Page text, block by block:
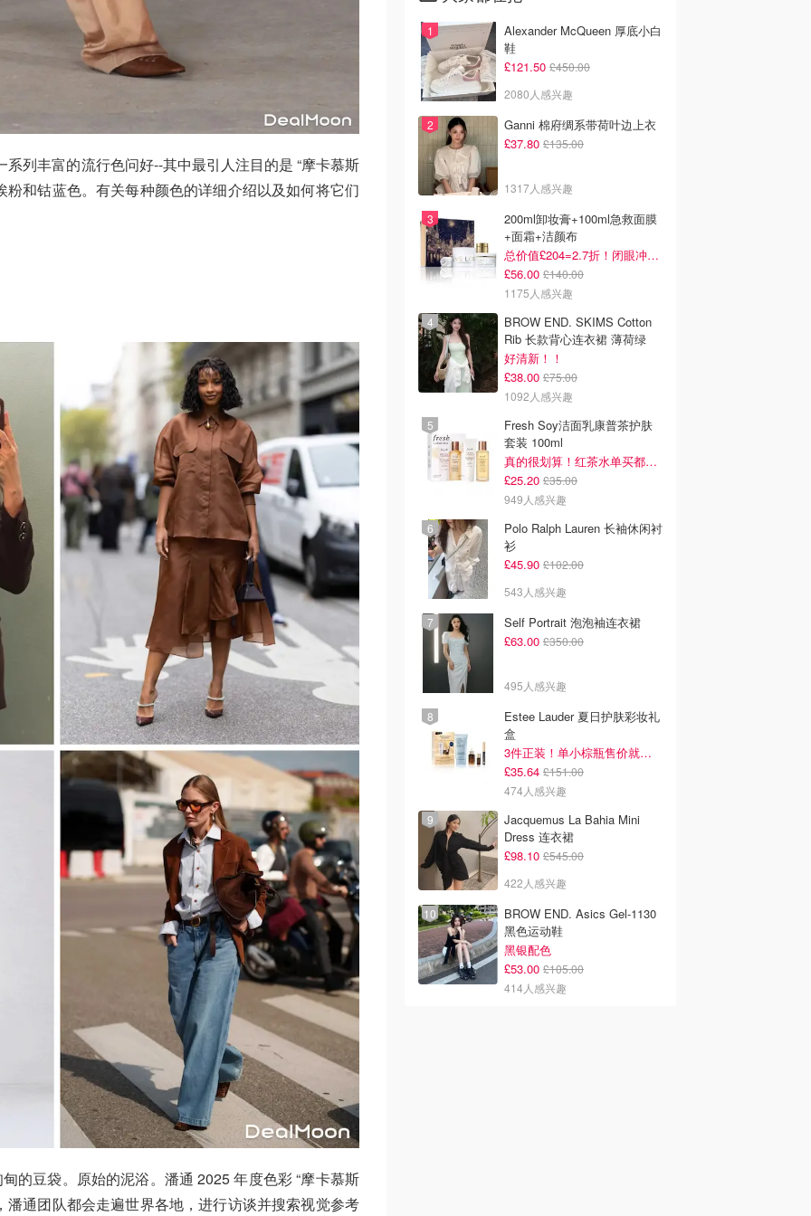
列丰富的流行色问好--其中最引人注目的是 “摩卡慕斯
粉和钴蓝色。有关每种颜色的详细介绍以及如何将它们
的豆袋。原始的泥浴。潘通 2025 年度色彩 “摩卡慕斯
潘通团队都会走遍世界各地，进行访谈并搜索视觉参考
Alexander McQueen 厚底小白
鞋
£121.50 £450.00
2080人感兴趣
Ganni 棉府绸系带荷叶边上衣
£37.80 £135.00
1317人感兴趣
200ml卸妆膏+100ml急救面膜
+面霜+洁颜布
总价值£204=2.7折！闭眼冲这套！
£56.00 £140.00
1175人感兴趣
BROW END. SKIMS Cotton
Rib 长款背心连衣裙 薄荷绿
好清新！！
£38.00 £75.00
1092人感兴趣
Fresh Soy洁面乳康普茶护肤
套装 100ml
真的很划算！红茶水单买都要£35！
£25.20 £35.00
949人感兴趣
Polo Ralph Lauren 长袖休闲衬
衫
£45.90 £102.00
543人感兴趣
Self Portrait 泡泡袖连衣裙
£63.00 £350.00
495人感兴趣
Estee Lauder 夏日护肤彩妆礼
盒
3件正装！单小棕瓶售价就要£65！
£35.64 £151.00
474人感兴趣
Jacquemus La Bahia Mini
Dress 连衣裙
£98.10 £545.00
422人感兴趣
BROW END. Asics Gel-1130
黑色运动鞋
黑银配色
£53.00 £105.00
414人感兴趣